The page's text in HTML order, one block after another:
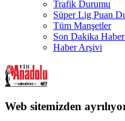
Trafik Durumu
Süper Lig Puan
Tüm Manşetler
Son Dakika
Haber Arşivi
Web sitemizden